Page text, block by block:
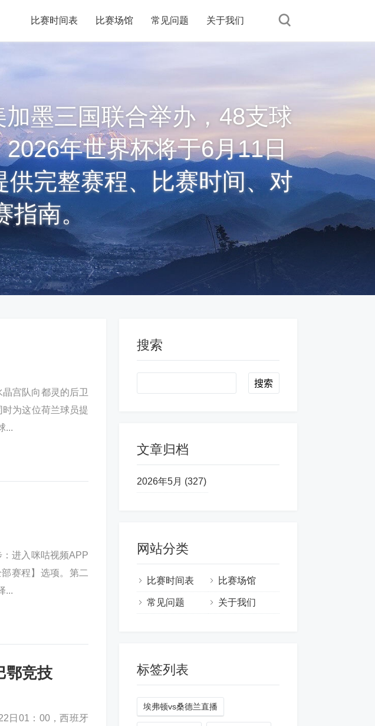
比赛时间表 比赛场馆 常见问题 关于我们
墨三国联合举办，48支球
年世界杯将于6月11日
完整赛程、比赛时间、对
指南。
宫队向都灵的后卫
为这位荷兰球员提
...
进入咪咕视频APP
赛程】选项。第二
...
鄂竞技
日01：00，西班牙
搜索
Search
文章归档
2026年5月 (327)
网站分类
比赛时间表 比赛场馆
常见问题 关于我们
标签列表
埃弗顿vs桑德兰直播